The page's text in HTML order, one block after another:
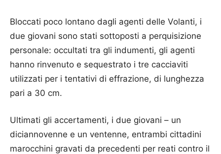
Bloccati poco lontano dagli agenti delle Volanti, i
due giovani sono stati sottoposti a perquisizione
personale: occultati tra gli indumenti, gli agenti
hanno rinvenuto e sequestrato i tre cacciaviti
utilizzati per i tentativi di effrazione, di lunghezza
pari a 30 cm.
Ultimati gli accertamenti, i due giovani – un
diciannovenne e un ventenne, entrambi cittadini
marocchini gravati da precedenti per reati contro il